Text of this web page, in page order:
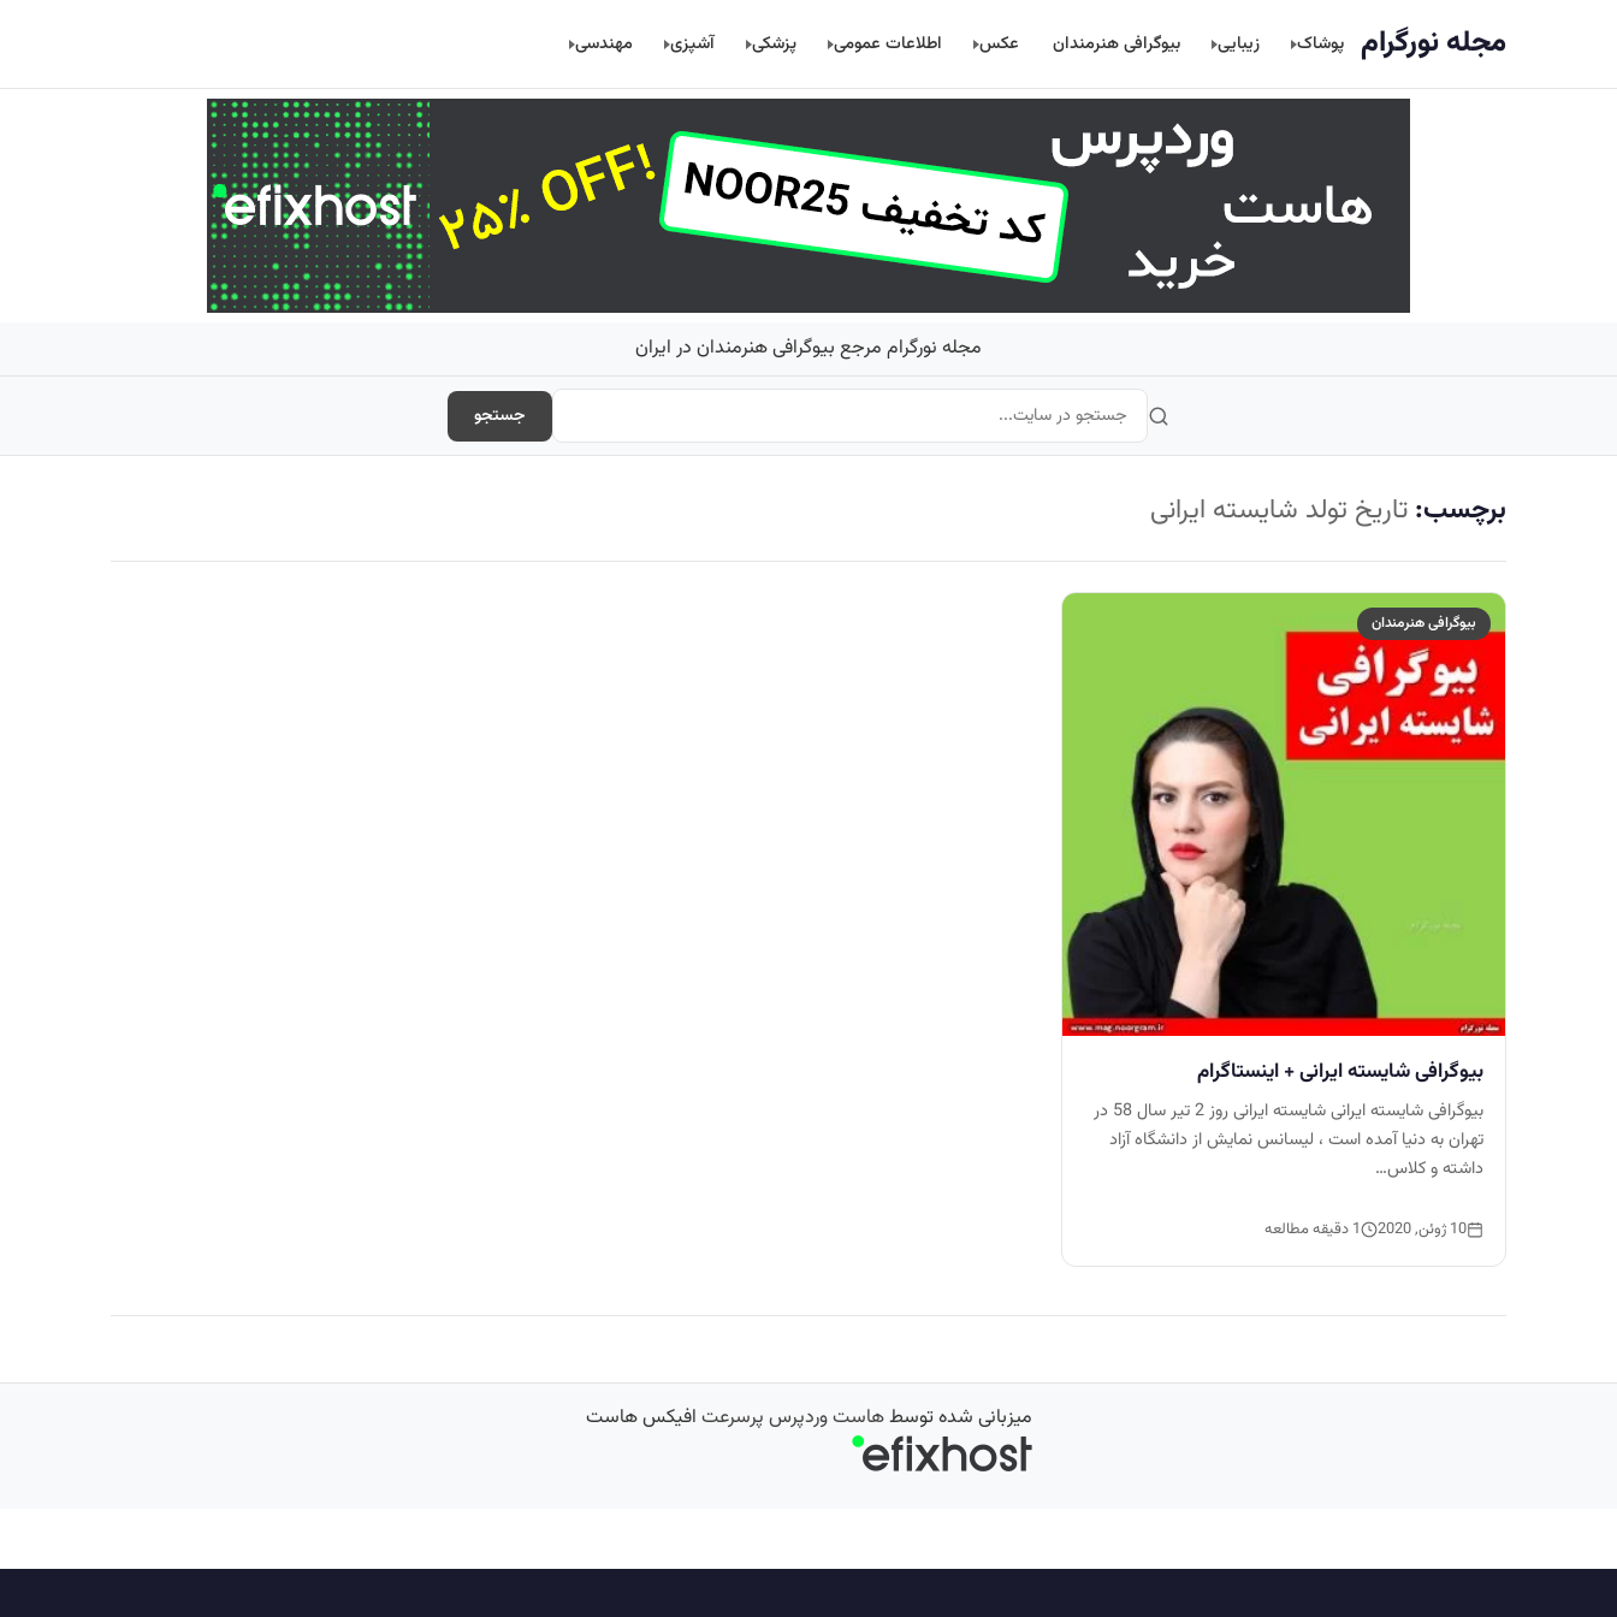
مجله نورگرام پوشاک زیبایی بیوگرافی هنرمندان عکس اطلاعات عمومی پزشکی آشپزی مهندسی
مجله نورگرام مرجع بیوگرافی هنرمندان در ایران
جستجو
برچسب: تاریخ تولد شایسته ایرانی
بیوگرافی هنرمندان
بیوگرافی شایسته ایرانی + اینستاگرام
بیوگرافی شایسته ایرانی شایسته ایرانی روز 2 تیر سال 58 در
تهران به دنیا آمده است ، لیسانس نمایش از دانشگاه آزاد
داشته و کلاس…
10 ژوئن, 2020 1 دقیقه مطالعه
میزبانی شده توسطهاست وردپرس پرسرعت افیکس هاست